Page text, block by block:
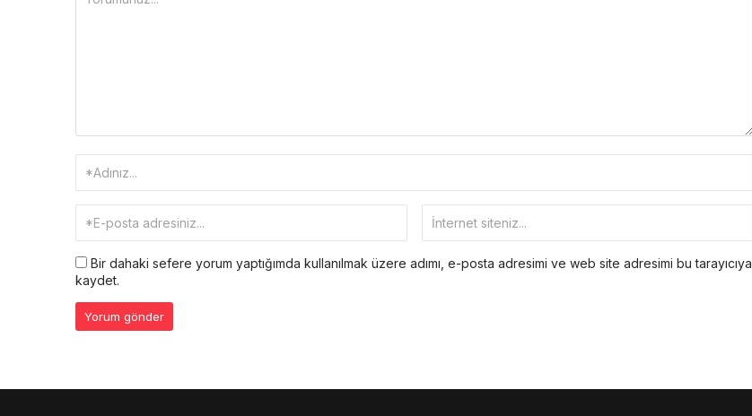
Bir dahaki sefere yorum yaptığımda kullanılmak üzere adımı, e-posta adresimi ve web site adresimi bu tarayıcıya
kaydet.